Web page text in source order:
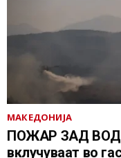
МАКЕДОНИЈА
ПОЖАР ЗАД
вклучуваат во